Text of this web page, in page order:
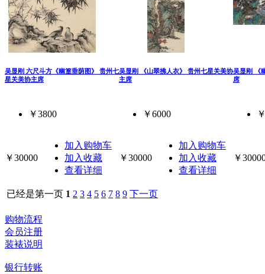
吴显刚 六尺斗方《幽篁垂荫图》 贵州七
星关美协主席
￥3800
￥30000
加入购物车
加入收藏
查看详细
吴显刚 《山翠拂人衣》 贵州七星关美协
主席
￥6000
￥30000
加入购物车
加入收藏
查看详细
吴显刚 《
席
￥
已经是第一页 1 2 3 4 5 6 7 8 9 下一页
购物流程
会员注册
装裱说明
银行转账